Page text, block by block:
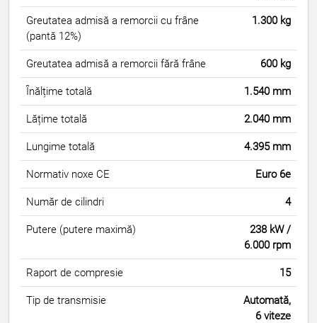
Greutatea admisă a remorcii cu frâne
(pantă 12%)
1.300 kg
Greutatea admisă a remorcii fără frâne 600 kg
Înălțime totală 1.540 mm
Lățime totală 2.040 mm
Lungime totală 4.395 mm
Normativ noxe CE Euro 6e
Număr de cilindri 4
Putere (putere maximă)
238 kW /
6.000 rpm
Raport de compresie 15
Tip de transmisie
Automată,
6 viteze